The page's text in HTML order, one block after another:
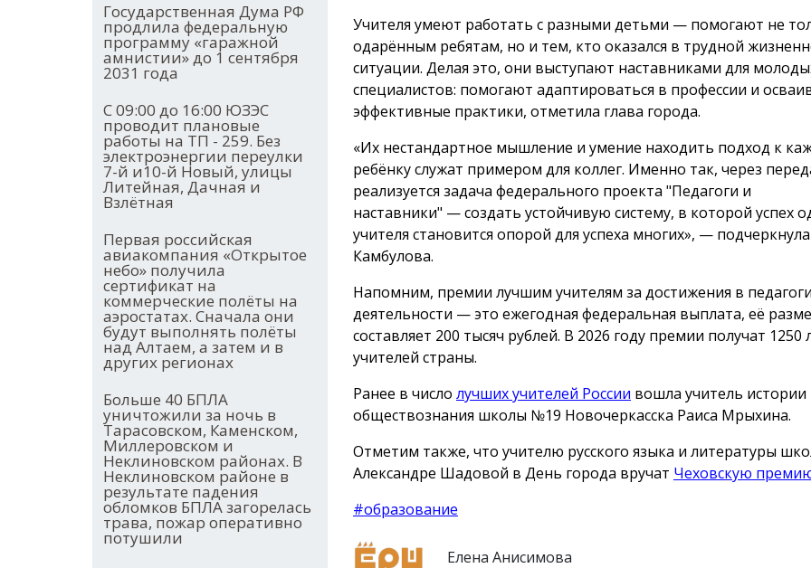
Государственная Дума РФ
продлила федеральную
программу «гаражной
амнистии» до 1 сентября
2031 года
С 09:00 до 16:00 ЮЗЭС
проводит плановые
работы на ТП - 259. Без
электроэнергии переулки
7-й и10-й Новый, улицы
Литейная, Дачная и
Взлётная
Первая российская
авиакомпания «Открытое
небо» получила
сертификат на
коммерческие полёты на
аэростатах. Сначала они
будут выполнять полёты
над Алтаем, а затем и в
других регионах
Больше 40 БПЛА
уничтожили за ночь в
Тарасовском, Каменском,
Миллеровском и
Неклиновском районах. В
Неклиновском районе в
результате падения
обломков БПЛА загорелась
трава, пожар оперативно
потушили
Учителя умеют работать с разными детьми — помогают не
одарённым ребятам, но и тем, кто оказался в трудной
ситуации. Делая это, они выступают наставниками для
специалистов: помогают адаптироваться в профессии и
эффективные практики, отметила глава города.
«Их нестандартное мышление и умение находить подход к
ребёнку служат примером для коллег. Именно так, через
реализуется задача федерального проекта "Педагоги и
наставники" — создать устойчивую систему, в которой успех
учителя становится опорой для успеха многих», —
Камбулова.
Напомним, премии лучшим учителям за достижения в
деятельности — это ежегодная федеральная выплата, её
составляет 200 тысяч рублей. В 2026 году премии получат 1250
учителей страны.
Ранее в число лучших учителей России вошла учитель истории
обществознания школы №19 Новочеркасска Раиса Мрыхина.
Отметим также, что учителю русского языка и литературы
Александре Шадовой в День города вручат Чеховскую
#образование
Елена Анисимова